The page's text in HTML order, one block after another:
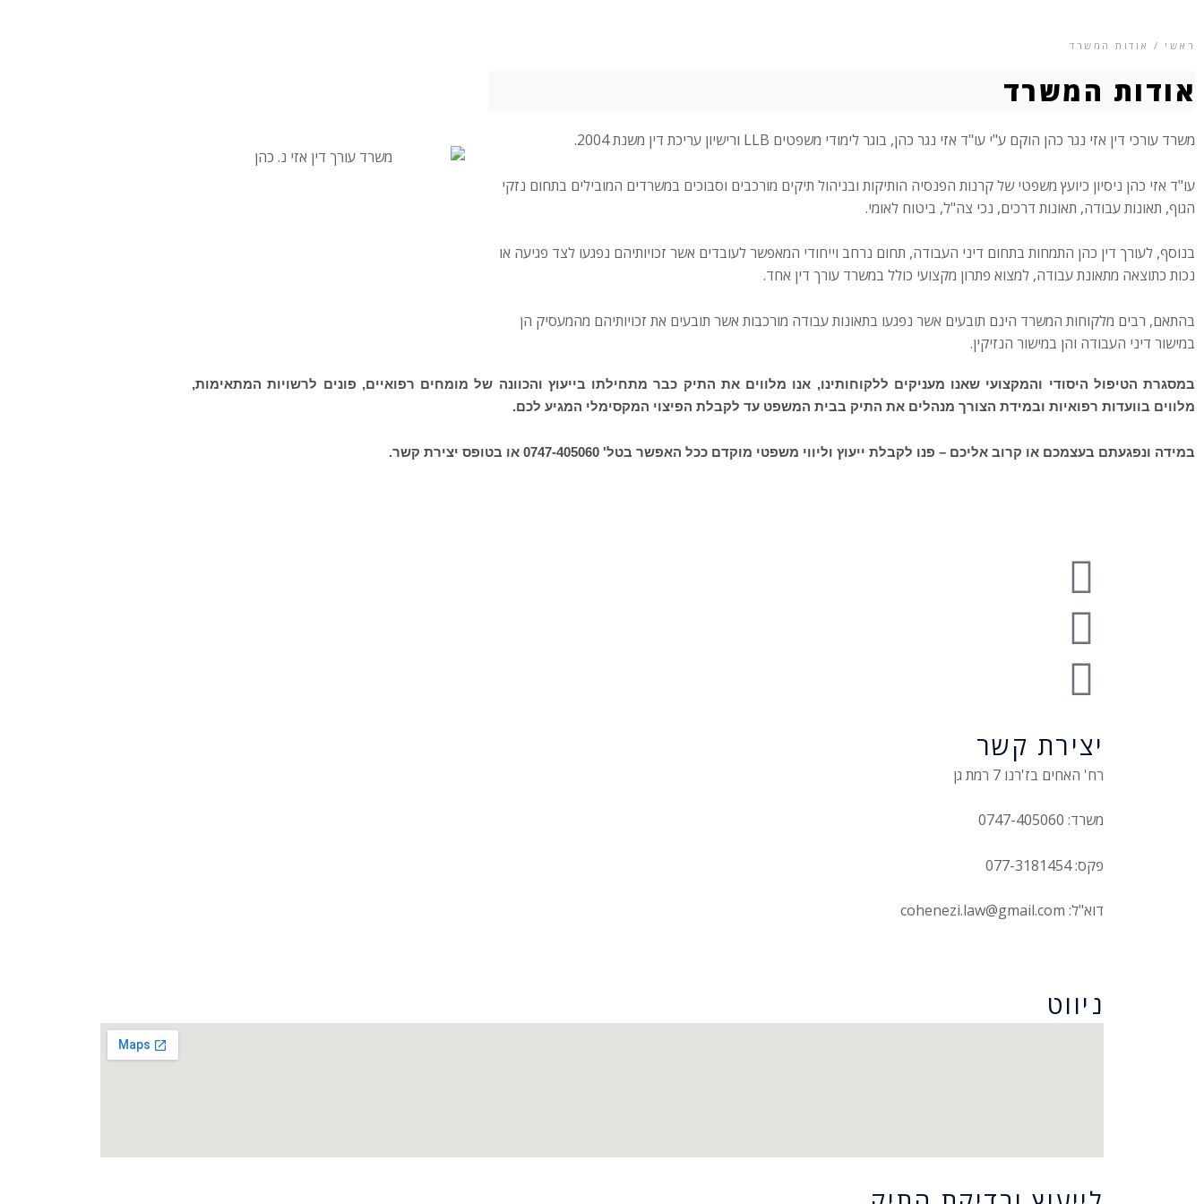
ראשי / אודות המשרד
אודות המשרד
משרד עורכי דין אזי נגר כהן הוקם ע"י עו"ד אזי נגר כהן, בוגר לימודי משפטים LLB ורישיון עריכת דין משנת 2004.
עו"ד אזי כהן ניסיון כיועץ משפטי של קרנות הפנסיה הותיקות ובניהול תיקים מורכבים וסבוכים במשרדים המובילים בתחום נזקי
הגוף, תאונות עבודה, תאונות דרכים, נכי צה"ל, ביטוח לאומי.
בנוסף, לעורך דין כהן התמחות בתחום דיני העבודה, תחום נרחב וייחודי המאפשר לעובדים אשר זכויותיהם נפגעו לצד פגיעה או
נכות כתוצאה מתאונת עבודה, למצוא פתרון מקצועי כולל במשרד עורך דין אחד.
בהתאם, רבים מלקוחות המשרד הינם תובעים אשר נפגעו בתאונות עבודה מורכבות אשר תובעים את זכויותיהם מהמעסיק הן
במישור דיני העבודה והן במישור הנזיקין.
במסגרת הטיפול היסודי והמקצועי שאנו מעניקים ללקוחותינו, אנו מלווים את התיק כבר מתחילתו בייעוץ והכוונה של מומחים רפואיים, פונים לרשויות המתאימות,
מלווים בוועדות רפואיות ובמידת הצורך מנהלים את התיק בבית המשפט עד לקבלת הפיצוי המקסימלי המגיע לכם.
במידה ונפגעתם בעצמכם או קרוב אליכם – פנו לקבלת ייעוץ וליווי משפטי מוקדם ככל האפשר בטל' 0747-405060 או בטופס יצירת קשר.
יצירת קשר
רח' האחים בז'רנו 7 רמת גן
משרד: 0747-405060
פקס: 077-3181454
דוא"ל: cohenezi.law@gmail.com
ניווט